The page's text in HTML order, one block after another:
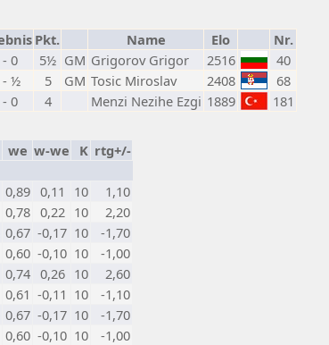
Pkt. Name Elo
Nr.
- 0 5½ GM Grigorov Grigor 2516
40
½ 5 GM Tosic Miroslav 2408
68
- 0 4 Menzi Nezihe Ezgi 1889 181
we w-we K rtg+/-
0,89 0,11 10
1,10
0,78 0,22 10
2,20
0,67 -0,17 10
-1,70
0,60 -0,10 10
-1,00
0,74 0,26 10
2,60
0,61 -0,11 10
-1,10
0,67 -0,17 10
-1,70
0,60 -0,10 10
-1,00